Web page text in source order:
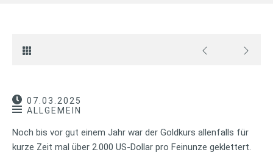
07.03.2025
ALLGEMEIN
Noch bis vor gut einem Jahr war der Goldkurs allenfalls für
kurze Zeit mal über 2.000 US-Dollar pro Feinunze geklettert.